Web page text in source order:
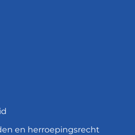
en herroepingsrecht